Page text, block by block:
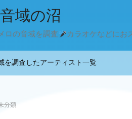
域の沼
ロの音域を調査 カラオケなどにお
を調査したアーティスト一覧
分類